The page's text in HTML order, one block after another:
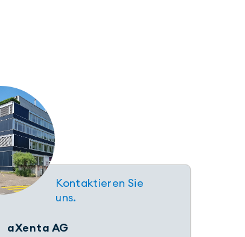
Kontaktieren Sie
uns.
aXenta AG